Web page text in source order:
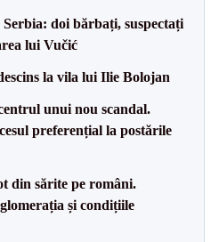
doi bărbați, suspectați
lui Vučić
la vila lui Ilie Bolojan
unui nou scandal.
preferențial la postările
din sărite pe români.
și condițiile